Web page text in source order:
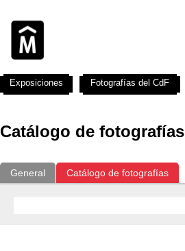
Catálogo de fotografías
General Catálogo de fotografías
Exposiciones Fotografías del CdF